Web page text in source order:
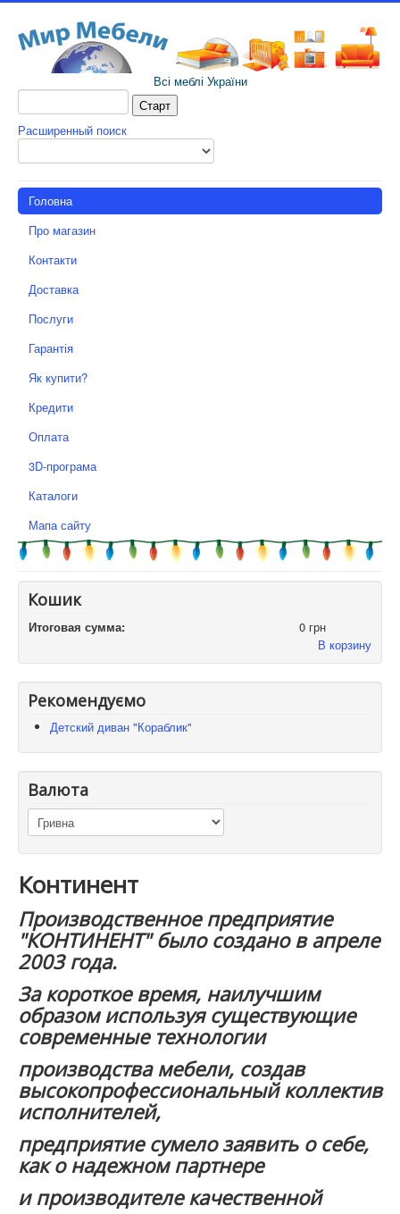
Всі меблі України
Расширенный поиск
Головна
Про магазин
Контакти
Доставка
Послуги
Гарантія
Як купити?
Кредити
Оплата
3D-програма
Каталоги
Мапа сайту
Кошик
Итоговая сумма:
0 грн
В корзину
Рекомендуємо
Детский диван "Кораблик"
Валюта
Континент
Производственное предприятие
"КОНТИНЕНТ" было создано в апреле
2003 года.
За короткое время, наилучшим
образом используя существующие
современные технологии
производства мебели, создав
высокопрофессиональный коллектив
исполнителей,
предприятие сумело заявить о себе,
как о надежном партнере
и производителе качественной